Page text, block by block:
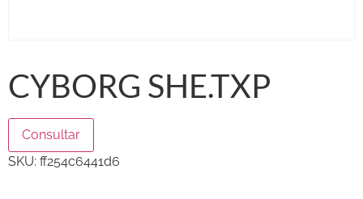
CYBORG SHE.TXP
Consultar
SKU: ff254c6441d6